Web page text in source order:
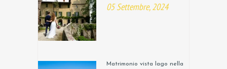
05 Settembre, 2024
Matrimonio vista lago nella